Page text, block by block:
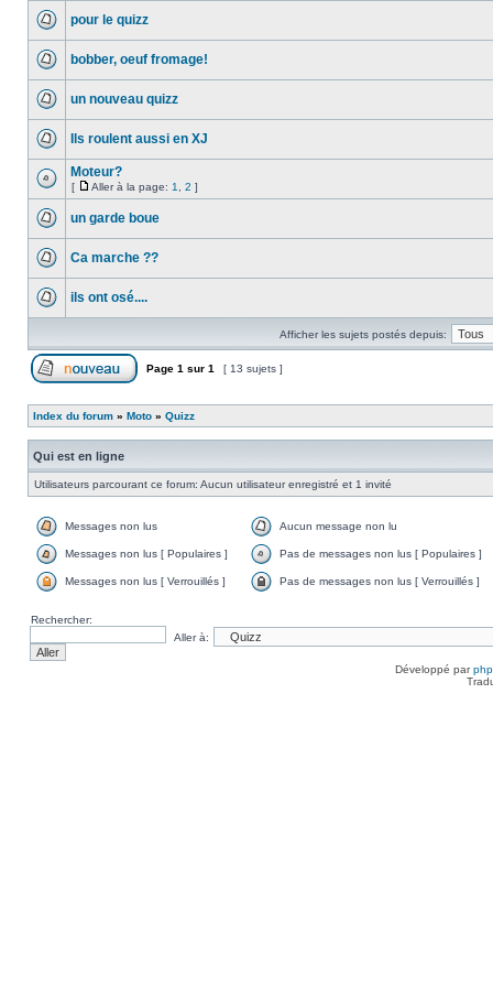
pour le quizz
bobber, oeuf fromage!
un nouveau quizz
Ils roulent aussi en XJ
Moteur?
[ Aller à la page: 1 2 ]
un garde boue
Ca marche ??
ils ont osé....
Afficher les sujets postés depuis:
Page 1 sur 1 [ 13 sujets ]
Index du forum » Moto » Quizz
Qui est en ligne
Utilisateurs parcourant ce forum: Aucun utilisateur enregistré et 1 invité
Messages non lus Aucun message non lu
Messages non lus [ Populaires ] Pas de messages non lus [ Populaires ]
Messages non lus [ Verrouillés ] Pas de messages non lus [ Verrouillés ]
Rechercher:
Aller à:
Développé par